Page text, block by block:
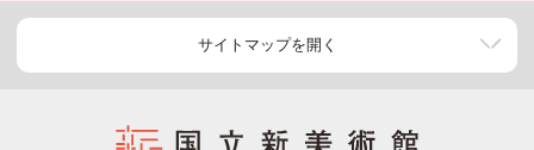
サイトマップを開く